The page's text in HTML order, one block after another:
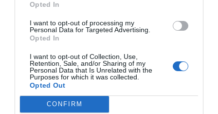
Opted In
I want to opt-out of processing my
Personal Data for Targeted Advertising.
Opted In
I want to opt-out of Collection, Use,
Retention, Sale, and/or Sharing of my
Personal Data that Is Unrelated with the
Purposes for which it was collected.
Opted Out
CONFIRM
nomenaments molt
importants en diferents
àmbits
Carlos Sánchezha estat reelegit president
IAB Spainper un període de dos anys més.
D'aquesta manera, Sánchez, que també treballa